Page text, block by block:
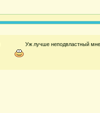
Уж лучше неподвластный